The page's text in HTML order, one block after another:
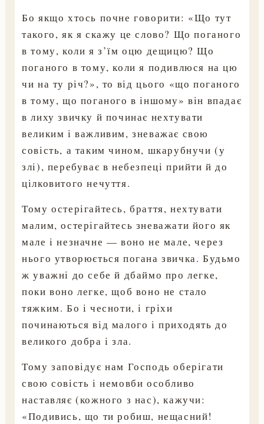
Бо якщо хтось почне говорити: «Що тут
такого, як я скажу це слово? Що поганого
в тому, коли я з’їм оцю дещицю? Що
поганого в тому, коли я подивлюся на цю
чи на ту річ?», то від цього «що поганого
в тому, що поганого в іншому» він впадає
в лиху звичку й починає нехтувати
великим і важливим, зневажає свою
совість, а таким чином, шкарубнучи (у
злі), перебуває в небезпеці прийти й до
цілковитого нечуття.
Тому остерігайтесь, браття, нехтувати
малим, остерігайтесь зневажати його як
мале і незначне — воно не мале, через
нього утворюється погана звичка. Будьмо
ж уважні до себе й дбаймо про легке,
поки воно легке, щоб воно не стало
тяжким. Бо і чесноти, і гріхи
починаються від малого і приходять до
великого добра і зла.
Тому заповідує нам Господь оберігати
свою совість і немовби особливо
наставляє (кожного з нас), кажучи:
«Подивись, що ти робиш, нещасний!